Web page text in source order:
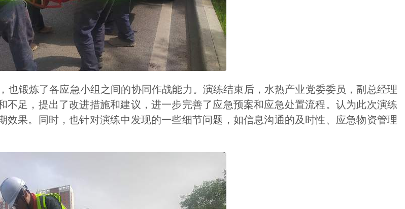
锻炼了各应急小组之间的协同作战能力。演练结束后，水热产业党委委员，副总经理
足，提出了改进措施和建议，进一步完善了应急预案和应急处置流程。认为此次演练
果。同时，也针对演练中发现的一些细节问题，如信息沟通的及时性、应急物资管理